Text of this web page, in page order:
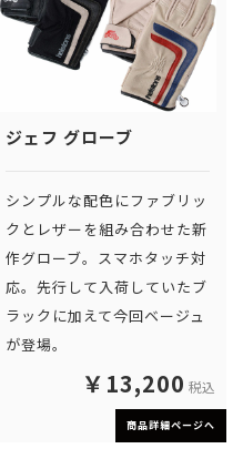
ジェフ グローブ
シンプルな配色にファブリッ
クとレザーを組み合わせた新
作グローブ。スマホタッチ対
応。先行して入荷していたブ
ラックに加えて今回ベージュ
が登場。
￥13,200 税込
商品詳細ページへ